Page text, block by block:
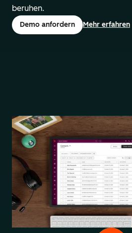
beruhen.
Demo anfordern Mehr erfahren